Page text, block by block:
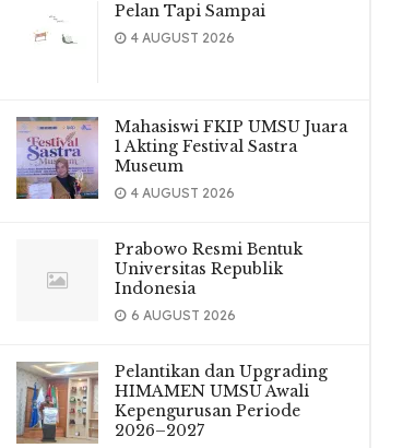
Pelan Tapi Sampai
4 AUGUST 2026
Mahasiswi FKIP UMSU Juara
1 Akting Festival Sastra
Museum
4 AUGUST 2026
Prabowo Resmi Bentuk
Universitas Republik
Indonesia
6 AUGUST 2026
Pelantikan dan Upgrading
HIMAMEN UMSU Awali
Kepengurusan Periode
2026–2027